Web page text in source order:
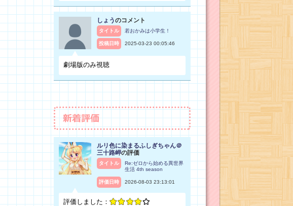
しょうのコメント
タイトル 若おかみは小学生！
投稿日時 2025-03-23 00:05:46
劇場版のみ視聴
ルリ色に染まるふしぎちゃん＠
三十路岬の評価
タイトル
Re:ゼロから始める異世界
生活 4th season
評価日時 2026-08-03 23:13:01
評価しました：